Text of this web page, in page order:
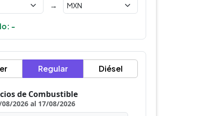
→
-
Regular Diésel